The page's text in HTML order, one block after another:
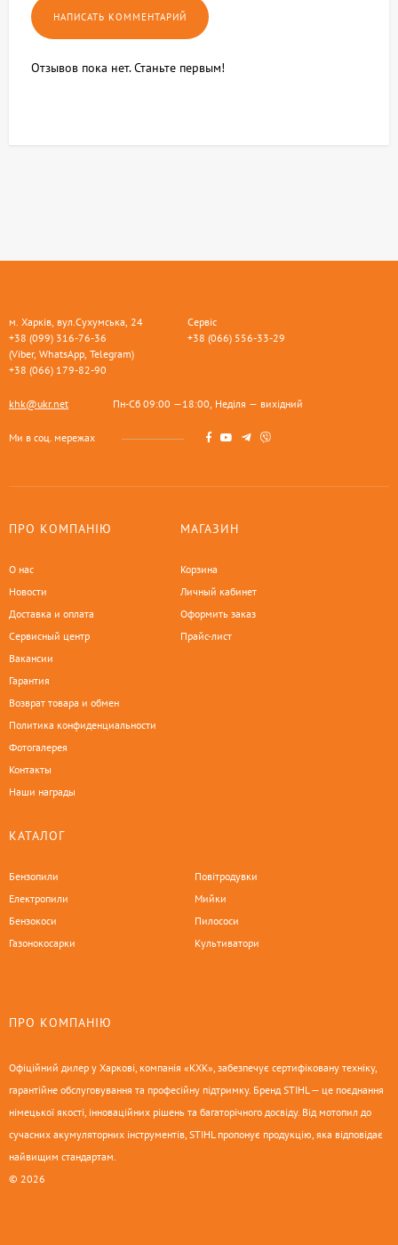
Отзывов пока нет. Станьте первым!
м. Харків, вул.Сухумська, 24
+38 (099) 316-76-36
(Viber, WhatsApp, Telegram)
+38 (066) 179-82-90
Сервіс
+38 (066) 556-33-29
khk@ukr.net Пн-Сб 09:00 —18:00, Неділя — вихідний
Ми в соц. мережах
ПРО КОМПАНІЮ
О нас
Новости
Доставка и оплата
Сервисный центр
Вакансии
Гарантия
Возврат товара и обмен
Политика конфиденциальности
Фотогалерея
Контакты
Наши награды
МАГАЗИН
Корзина
Личный кабинет
Оформить заказ
Прайс-лист
КАТАЛОГ
Бензопили
Електропили
Бензокоси
Газонокосарки
Повітродувки
Мийки
Пилососи
Культиватори
ПРО КОМПАНІЮ
Офіційний дилер у Харкові, компанія «КХК», забезпечує сертифіковану техніку,
гарантійне обслуговування та професійну підтримку. Бренд STIHL — це поєднання
німецької якості, інноваційних рішень та багаторічного досвіду. Від мотопил до
сучасних акумуляторних інструментів, STIHL пропонує продукцію, яка відповідає
найвищим стандартам.
© 2026